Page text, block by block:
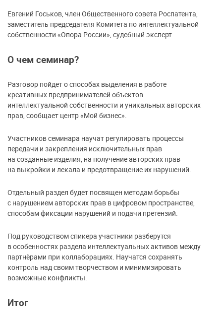
Евгений Госьков, член Общественного совета Роспатента,
заместитель председателя Комитета по интеллектуальной
собственности «Опора России», судебный эксперт
О чем семинар?
Разговор пойдет о способах выделения в работе
креативных предпринимателей объектов
интеллектуальной собственности и уникальных авторских
прав, сообщает центр «Мой бизнес».
Участников семинара научат регулировать процессы
передачи и закрепления исключительных прав
на созданные изделия, на получение авторских прав
на выкройки и лекала и предотвращение их нарушений.
Отдельный раздел будет посвящен методам борьбы
с нарушением авторских прав в цифровом пространстве,
способам фиксации нарушений и подачи претензий.
Под руководством спикера участники разберутся
в особенностях раздела интеллектуальных активов между
партнёрами при коллаборациях. Научатся сохранять
контроль над своим творчеством и минимизировать
возможные конфликты.
Итог